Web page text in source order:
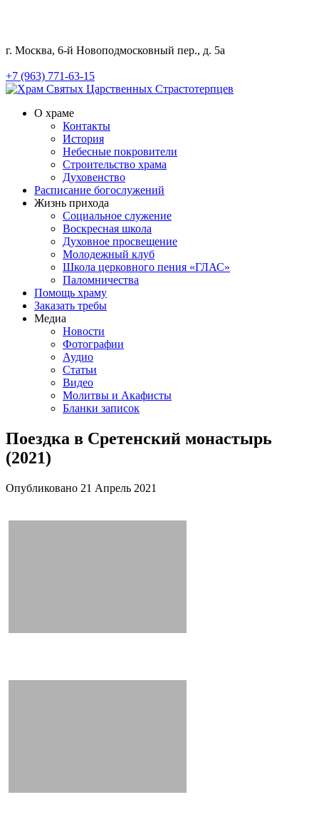
г. Москва, 6-й Новоподмосковный пер., д. 5а
+7 (963) 771-63-15
О храме
Контакты
История
Небесные покровители
Строительство храма
Духовенство
Расписание богослужений
Жизнь прихода
Социальное служение
Воскресная школа
Духовное просвещение
Молодежный клуб
Школа церковного пения «ГЛАС»
Паломничества
Помощь храму
Заказать требы
Медиа
Новости
Фотографии
Аудио
Статьи
Видео
Молитвы и Акафисты
Бланки записок
Поездка в Сретенский монастырь
(2021)
Опубликовано 21 Апрель 2021